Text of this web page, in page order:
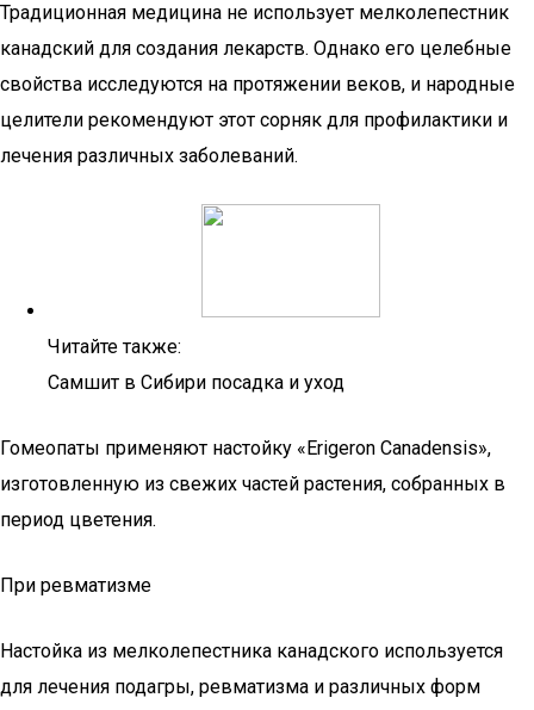
Традиционная медицина не использует мелколепестник
канадский для создания лекарств. Однако его целебные
свойства исследуются на протяжении веков, и народные
целители рекомендуют этот сорняк для профилактики и
лечения различных заболеваний.
Читайте также:
Самшит в Сибири посадка и уход
Гомеопаты применяют настойку «Erigeron Canadensis»,
изготовленную из свежих частей растения, собранных в
период цветения.
При ревматизме
Настойка из мелколепестника канадского используется
для лечения подагры, ревматизма и различных форм